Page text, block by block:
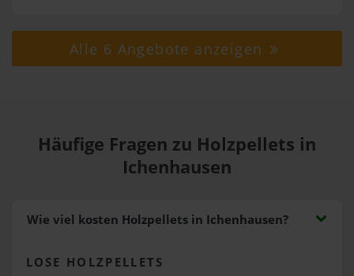
Alle 6 Angebote anzeigen
Häufige Fragen zu Holzpellets in
Ichenhausen
Wie viel kosten Holzpellets in Ichenhausen?
LOSE HOLZPELLETS